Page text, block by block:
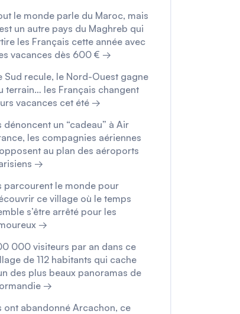
le monde parle du Maroc, mais
un autre pays du Maghreb qui
les Français cette année avec
vacances dès 600 € →
Sud recule, le Nord-Ouest gagne
terrain… les Français changent
vacances cet été →
dénoncent un “cadeau” à Air
les compagnies aériennes
au plan des aéroports
→
parcourent le monde pour
ce village où le temps
s’être arrêté pour les
→
000 visiteurs par an dans ce
de 112 habitants qui cache
des plus beaux panoramas de
→
ont abandonné Arcachon, ce